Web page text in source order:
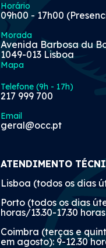
Horário
09h00 - 17h00
Morada
Avenida Barbosa du
1049-013 Lisboa
Mapa
Telefone (9h - 17h)
217 999 700
Email
geral@occ.pt
ATENDIMENTO
Lisboa (todos os dias
Porto (todos os dias
horas/13.30-17.30 horas
Coimbra (terças e
em agosto): 9-12.30